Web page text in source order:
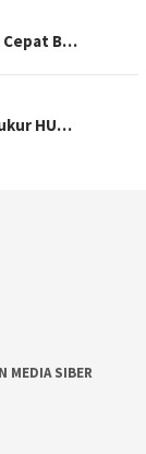
Cepat B…
HU…
MEDIA SIBER